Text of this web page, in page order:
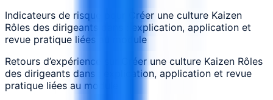
Indicateurs de risque pour Créer une culture Kaizen
Rôles des dirigeants dans : explication, application et
revue pratique liées au module
Retours d’expérience sur Créer une culture Kaizen Rôles
des dirigeants dans : explication, application et revue
pratique liées au module